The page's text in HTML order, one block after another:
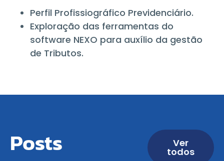
Perfil Profissiográfico Previdenciário.
Exploração das ferramentas do
software NEXO para auxílio da gestão
de Tributos.
Posts
Ver
todos